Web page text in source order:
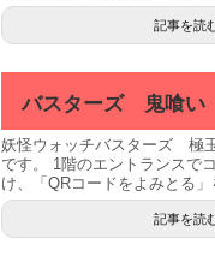
記事を読
バスターズ 鬼喰
妖怪ウォッチバスターズ 極
です。 1階のエントランスで
け、「QRコードをよみとる
記事を読